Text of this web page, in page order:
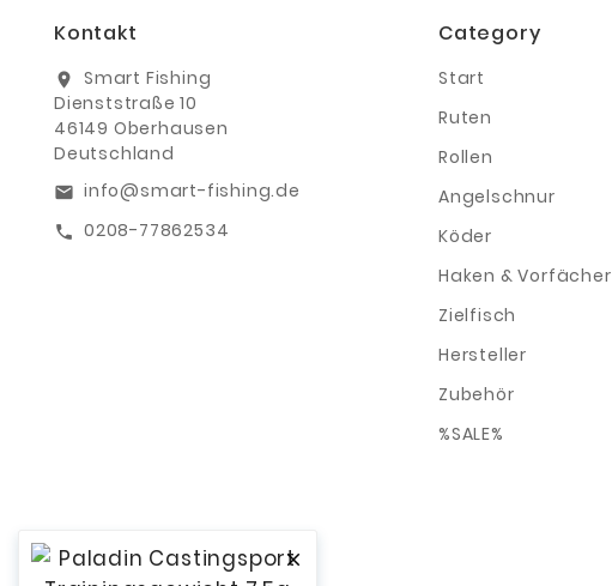

Kontakt
location_on
Smart Fishing
Dienststraße 10
46149 Oberhausen
Deutschland
email info@smart-fishing.de
call 0208-77862534
Category
Start
Ruten
Rollen
Angelschnur
Köder
Haken & Vorfächer
Zielfisch
Hersteller
Zubehör
%SALE%